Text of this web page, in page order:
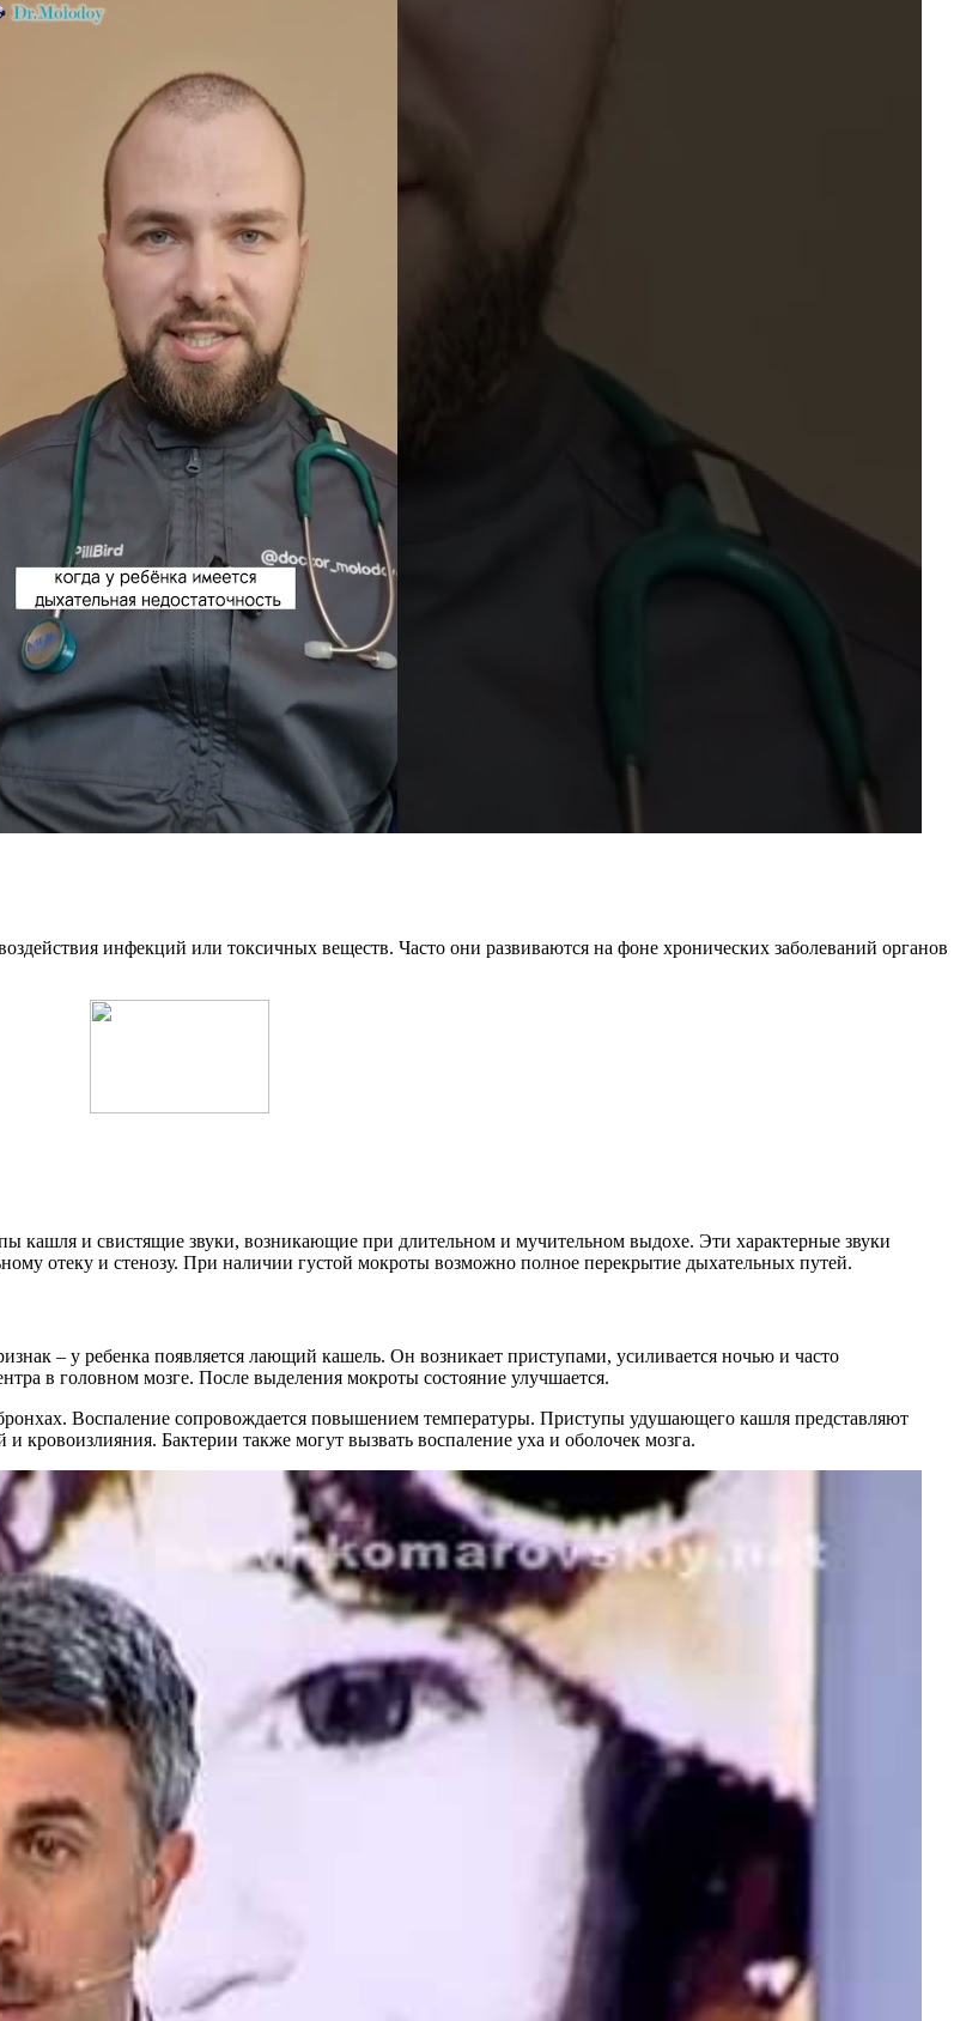
инфекций или токсичных веществ. Часто они развиваются на фоне хронических заболеваний органов
кашля и свистящие звуки, возникающие при длительном и мучительном выдохе. Эти характерные звуки
отеку и стенозу. При наличии густой мокроты возможно полное перекрытие дыхательных путей.
– у ребенка появляется лающий кашель. Он возникает приступами, усиливается ночью и часто
в головном мозге. После выделения мокроты состояние улучшается.
Воспаление сопровождается повышением температуры. Приступы удушающего кашля представляют
кровоизлияния. Бактерии также могут вызвать воспаление уха и оболочек мозга.